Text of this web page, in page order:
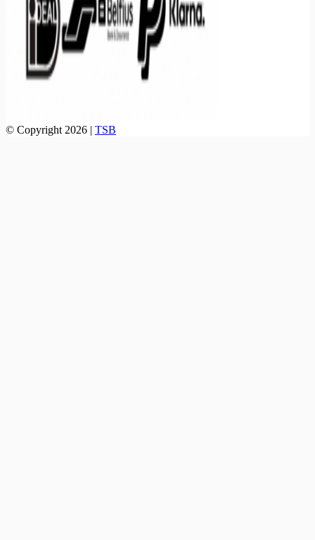
© Copyright 2026 | TSB